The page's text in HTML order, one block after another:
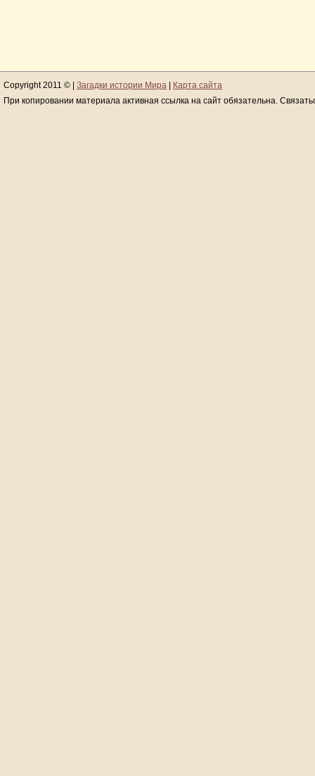
Copyright 2011 © | Загадки истории Мира
Карта сайта
При копировании материала активная ссылка на сайт обязательна.